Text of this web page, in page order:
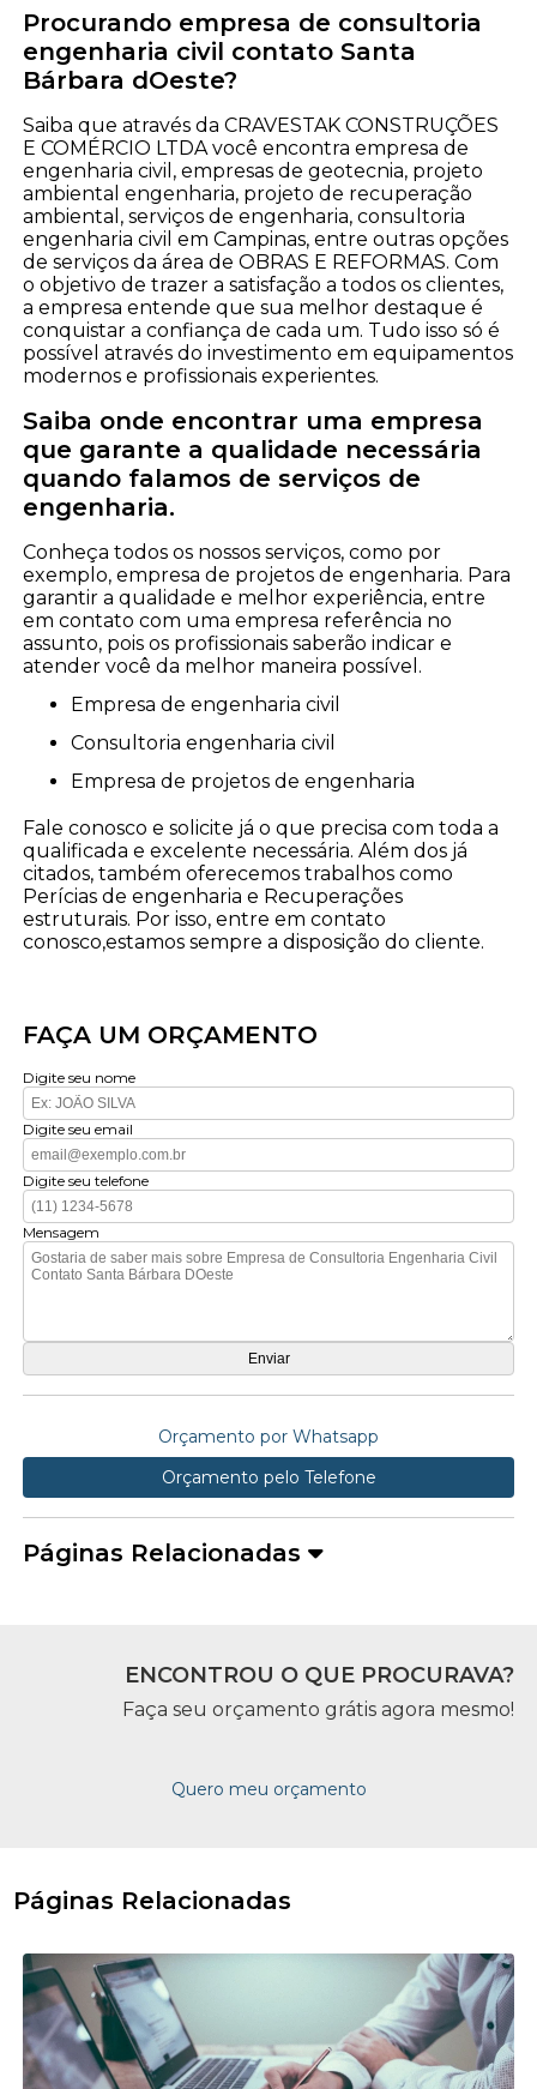
Procurando empresa de consultoria
engenharia civil contato Santa
Bárbara dOeste?
Saiba que através da CRAVESTAK CONSTRUÇÕES
E COMÉRCIO LTDA você encontra empresa de
engenharia civil, empresas de geotecnia, projeto
ambiental engenharia, projeto de recuperação
ambiental, serviços de engenharia, consultoria
engenharia civil em Campinas, entre outras opções
de serviços da área de OBRAS E REFORMAS. Com
o objetivo de trazer a satisfação a todos os clientes,
a empresa entende que sua melhor destaque é
conquistar a confiança de cada um. Tudo isso só é
possível através do investimento em equipamentos
modernos e profissionais experientes.
Saiba onde encontrar uma empresa
que garante a qualidade necessária
quando falamos de serviços de
engenharia.
Conheça todos os nossos serviços, como por
exemplo, empresa de projetos de engenharia. Para
garantir a qualidade e melhor experiência, entre
em contato com uma empresa referência no
assunto, pois os profissionais saberão indicar e
atender você da melhor maneira possível.
empresa de engenharia civil
consultoria engenharia civil
empresa de projetos de engenharia
Fale conosco e solicite já o que precisa com toda a
qualificada e excelente necessária. Além dos já
citados, também oferecemos trabalhos como
Perícias de engenharia e Recuperações
estruturais. Por isso, entre em contato
conosco,estamos sempre a disposição do cliente.
FAÇA UM ORÇAMENTO
Digite seu nome
Digite seu email
Digite seu telefone
Mensagem
Orçamento por Whatsapp
Orçamento pelo Telefone
Páginas Relacionadas
ENCONTROU O QUE PROCURAVA?
Faça seu orçamento grátis agora mesmo!
Quero meu orçamento
Páginas Relacionadas